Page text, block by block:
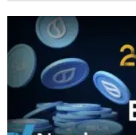
tập thể do Burwick Law đại diện,